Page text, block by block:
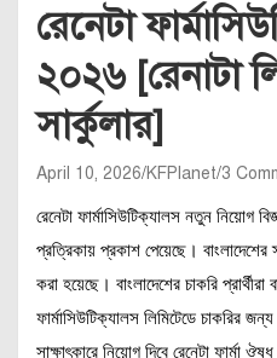
রেনেটা
২০২৬ [রেনাটা
সার্কুলার]
April 10, 2026 KFPlanet 3
রেনেটা ফার্মাসিউটিক্যালস নতুন নিয়োগ
প্রত্রিকায় প্রকাশ পেয়েছে।
করা হয়েছে। বাংলাদেশের চাকরি
ফার্মাসিউটিক্যালস লিমিটেডে চাকরির
সাক্ষাৎকারে নিয়োগ দিবে রেনেটা ফার্মা